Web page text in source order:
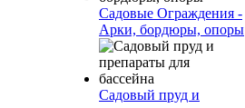
Садовые Ограждения -
Арки, бордюры, опоры
Садовый пруд и